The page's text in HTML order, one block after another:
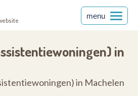
menu
in
in Machelen